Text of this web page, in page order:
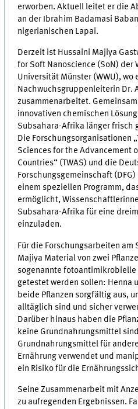
erworben. Aktuell leitet er die
an der Ibrahim Badamasi
nigerianischen Lapai.
Derzeit ist Hussaini Majiya
for Soft Nanoscience (SoN) der
Universität Münster (WWU), wo
Nachwuchsgruppenleiterin Dr.
zusammenarbeitet.
innovativen chemischen
Subsahara-Afrika länger frisch
Die Forschungsorganisationen
Sciences for the Advancement
Countries“ (TWAS) und die
Forschungsgemeinschaft
einem speziellen Programm,
ermöglicht,
Subsahara-Afrika für eine
einzuladen.
Für die Forschungsarbeiten am
Majiya Material von zwei
sogenannte fotoantimikrobielle
getestet werden sollen: Henna
beide Pflanzen sorgfältig aus,
alltäglich sind und sicher
Darüber hinaus haben die
keine Grundnahrungsmittel
Grundnahrungsmittel für
Ernährung verwendet und
ein Risiko für die
Seine Zusammenarbeit mit
zu aufregenden Ergebnissen.